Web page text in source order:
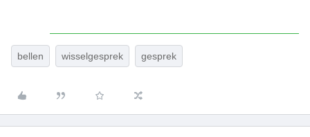
bellen wisselgesprek gesprek